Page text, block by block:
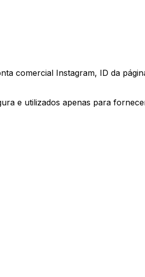
comercial Instagram, ID da
e utilizados apenas para